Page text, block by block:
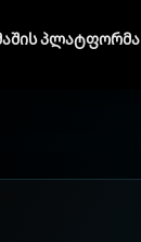
პლატფორმა